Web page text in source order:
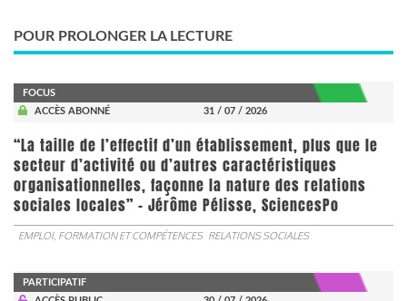
POUR PROLONGER LA LECTURE
FOCUS
ACCÈS ABONNÉ
31 / 07 / 2026
“La taille de l’effectif d’un établissement, plus que le
secteur d’activité ou d’autres caractéristiques
organisationnelles, façonne la nature des relations
sociales locales” - Jérôme Pélisse, SciencesPo
EMPLOI, FORMATION ET COMPÉTENCES RELATIONS SOCIALES
PARTICIPATIF